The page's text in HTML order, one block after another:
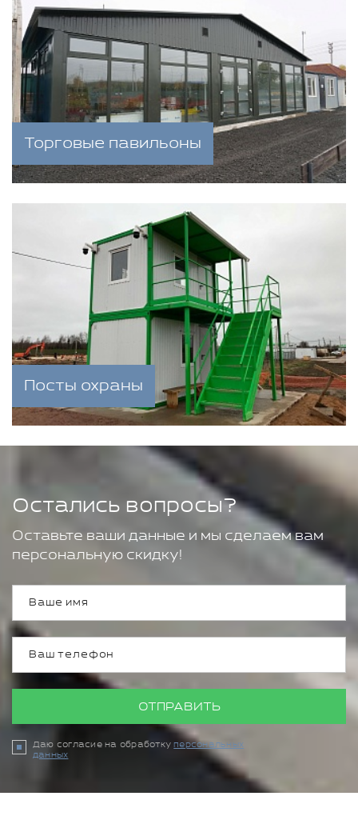
Торговые павильоны
Посты охраны
Остались вопросы?
Оставьте ваши данные и мы сделаем вам
персональную скидку!
ОТПРАВИТЬ
Даю согласие на обработкуперсональных
данных